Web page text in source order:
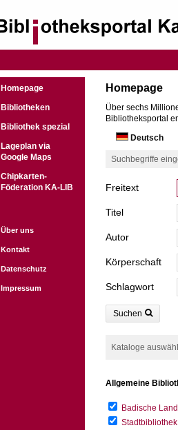
Homepage
Bibliotheken
Bibliothek spezial
Lageplan via
Google Maps
Chipkarten-
Föderation KA-LIB
Über uns
Kontakt
Datenschutz
Impressum
Homepage
Über sechs
Bibliotheksportal
Deutsch
Suchbegriffe
Freitext
Titel
Autor
Körperschaft
Schlagwort
Suchen
Kataloge
Allgemeine
Badische